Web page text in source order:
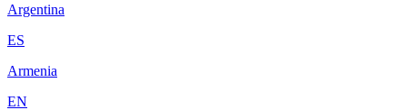
Argentina
ES
Armenia
EN